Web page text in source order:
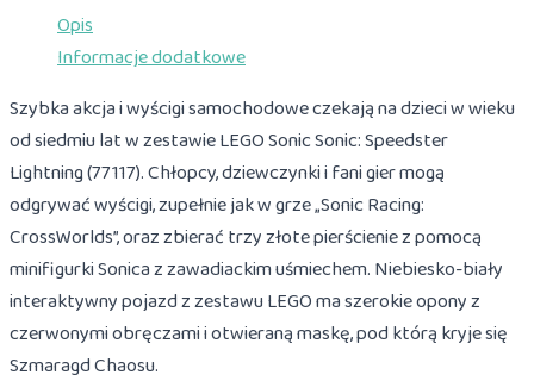
Opis
Informacje dodatkowe
Szybka akcja i wyścigi samochodowe czekają na dzieci w wieku
od siedmiu lat w zestawie LEGO Sonic Sonic: Speedster
Lightning (77117). Chłopcy, dziewczynki i fani gier mogą
odgrywać wyścigi, zupełnie jak w grze „Sonic Racing:
CrossWorlds”, oraz zbierać trzy złote pierścienie z pomocą
minifigurki Sonica z zawadiackim uśmiechem. Niebiesko-biały
interaktywny pojazd z zestawu LEGO ma szerokie opony z
czerwonymi obręczami i otwieraną maskę, pod którą kryje się
Szmaragd Chaosu.